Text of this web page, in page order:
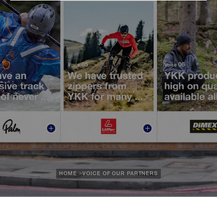
HOME VOICE OF OUR PARTNERS